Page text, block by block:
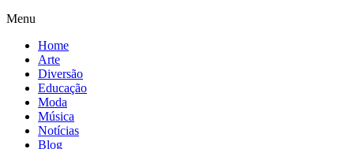
Menu
Home
Arte
Diversão
Educação
Moda
Música
Notícias
Blog